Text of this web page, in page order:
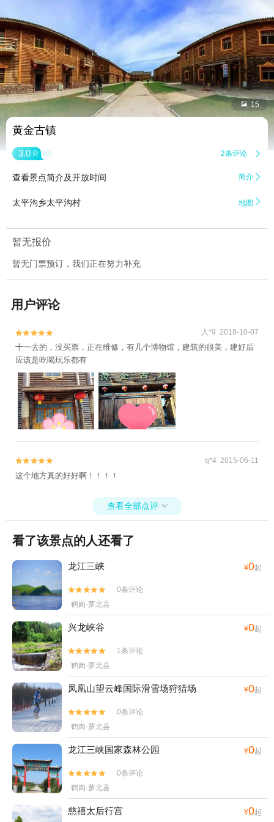
 15
黄金古镇
3.0 分 2条评论 
查看景点简介及开放时间 简介 
太平沟乡太平沟村 地图 
暂无报价
暂无门票预订，我们正在努力补充
用户评论

 人*9 2018-10-07
十一去的，没买票，正在维修，有几个博物馆，建筑的很美，建好后
应该是吃喝玩乐都有

 q*4 2015-06-11
这个地方真的好好啊！！！！
查看全部点评 
看了该景点的人还看了
龙江三峡 ¥0起


0条评论
鹤岗·萝北县
兴龙峡谷 ¥0起


1条评论
鹤岗·萝北县
凤凰山望云峰国际滑雪场狩猎场 ¥0起


0条评论
鹤岗·萝北县
龙江三峡国家森林公园 ¥0起


0条评论
鹤岗·萝北县
慈禧太后行宫 ¥0起